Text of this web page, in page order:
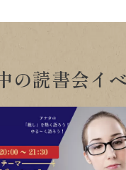
の読書会イ